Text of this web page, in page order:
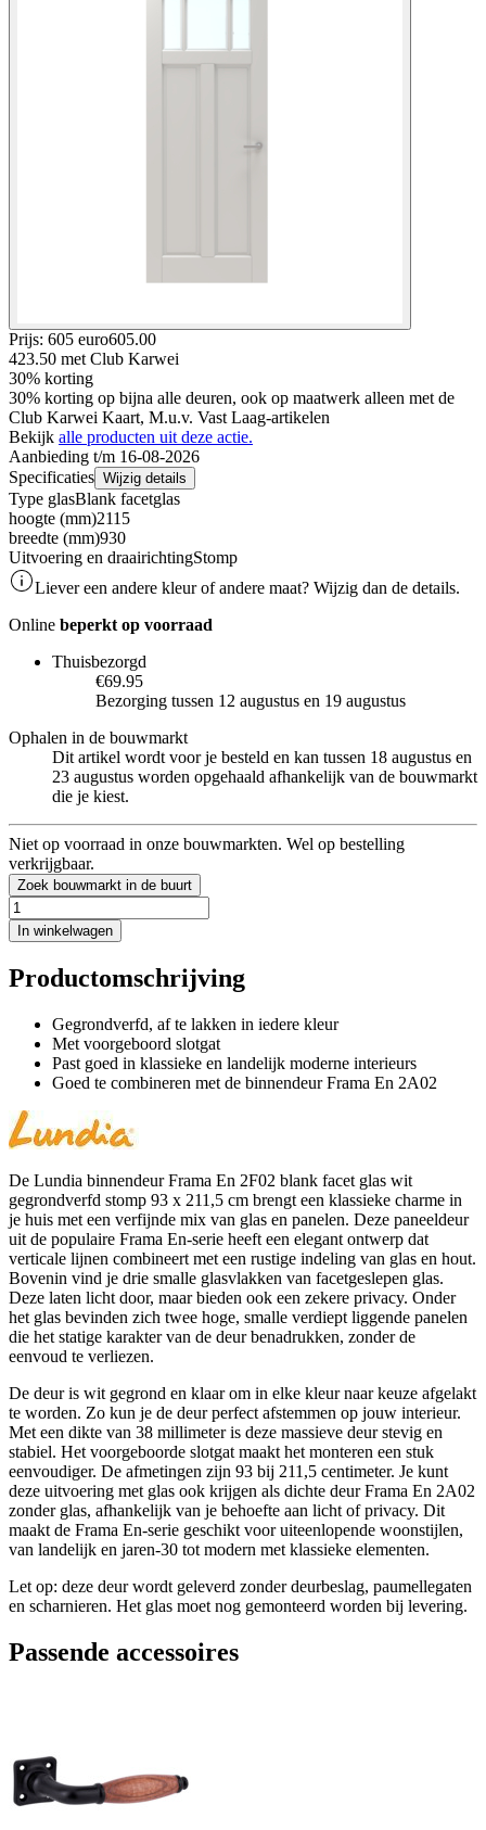
Prijs: 605 euro605.00
423.50 met Club Karwei
30% korting
30% korting op bijna alle deuren, ook op maatwerk alleen met de
Club Karwei Kaart, M.u.v. Vast Laag-artikelen
Bekijk alle producten uit deze actie.
Aanbieding t/m 16-08-2026
Specificaties Wijzig details
Type glasBlank facetglas
hoogte (mm)2115
breedte (mm)930
Uitvoering en draairichtingStomp
Liever een andere kleur of andere maat? Wijzig dan de details.
Online beperkt op voorraad
Thuisbezorgd
€69.95
Bezorging tussen 12 augustus en 19 augustus
Ophalen in de bouwmarkt
Dit artikel wordt voor je besteld en kan tussen 18 augustus en
23 augustus worden opgehaald afhankelijk van de bouwmarkt
die je kiest.
Niet op voorraad in onze bouwmarkten. Wel op bestelling
verkrijgbaar.
Zoek bouwmarkt in de buurt
In winkelwagen
Productomschrijving
Gegrondverfd, af te lakken in iedere kleur
Met voorgeboord slotgat
Past goed in klassieke en landelijk moderne interieurs
Goed te combineren met de binnendeur Frama En 2A02
De Lundia binnendeur Frama En 2F02 blank facet glas wit
gegrondverfd stomp 93 x 211,5 cm brengt een klassieke charme in
je huis met een verfijnde mix van glas en panelen. Deze paneeldeur
uit de populaire Frama En-serie heeft een elegant ontwerp dat
verticale lijnen combineert met een rustige indeling van glas en hout.
Bovenin vind je drie smalle glasvlakken van facetgeslepen glas.
Deze laten licht door, maar bieden ook een zekere privacy. Onder
het glas bevinden zich twee hoge, smalle verdiept liggende panelen
die het statige karakter van de deur benadrukken, zonder de
eenvoud te verliezen.
De deur is wit gegrond en klaar om in elke kleur naar keuze afgelakt
te worden. Zo kun je de deur perfect afstemmen op jouw interieur.
Met een dikte van 38 millimeter is deze massieve deur stevig en
stabiel. Het voorgeboorde slotgat maakt het monteren een stuk
eenvoudiger. De afmetingen zijn 93 bij 211,5 centimeter. Je kunt
deze uitvoering met glas ook krijgen als dichte deur Frama En 2A02
zonder glas, afhankelijk van je behoefte aan licht of privacy. Dit
maakt de Frama En-serie geschikt voor uiteenlopende woonstijlen,
van landelijk en jaren-30 tot modern met klassieke elementen.
Let op: deze deur wordt geleverd zonder deurbeslag, paumellegaten
en scharnieren. Het glas moet nog gemonteerd worden bij levering.
Passende accessoires